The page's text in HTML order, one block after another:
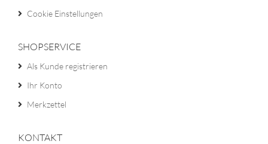
Cookie Einstellungen
SHOPSERVICE
Als Kunde registrieren
Ihr Konto
Merkzettel
KONTAKT